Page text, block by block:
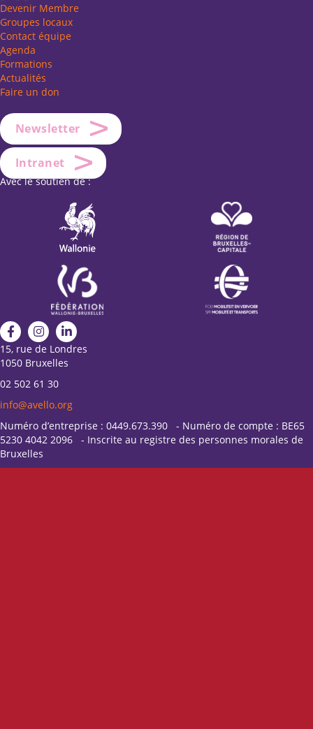
Devenir Membre
Groupes locaux
Contact équipe
Agenda
Formations
Actualités
Faire un don
Newsletter
Intranet
Avec le soutien de :
15, rue de Londres
1050 Bruxelles
02 502 61 30
info@avello.org
Numéro d’entreprise : 0449.673.390 - Numéro de compte : BE65
5230 4042 2096 - Inscrite au registre des personnes morales de
Bruxelles